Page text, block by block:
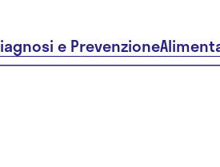
e Prevenzione